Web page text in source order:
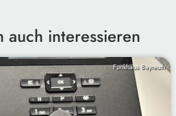
auch interessieren
Funkhaus Bayreuth